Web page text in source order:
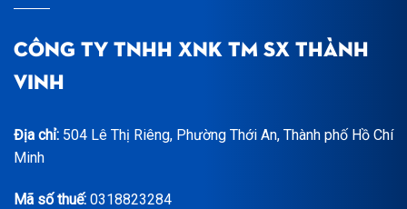
CÔNG TY TNHH XNK TM SX THÀNH
VINH
Địa chỉ: 504 Lê Thị Riêng, Phường Thới An, Thành phố Hồ Chí
Minh
Mã số thuế: 0318823284